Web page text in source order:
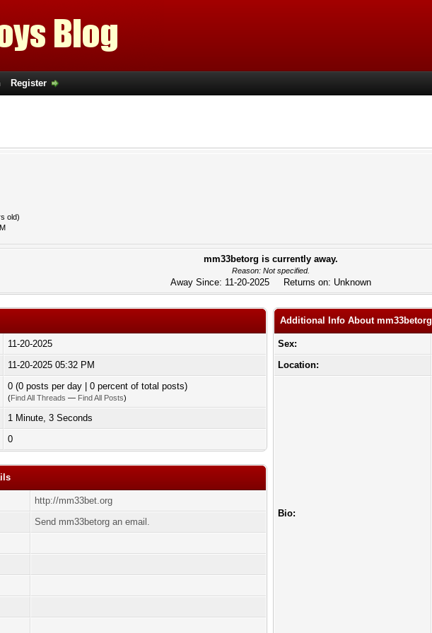
Register
old)
mm33betorg is currently away.
Reason: Not specified.
Away Since: 11-20-2025 Returns on: Unknown
11-20-2025
11-20-2025 05:32 PM
0 (0 posts per day | 0 percent of total posts)
(Find All Threads — Find All Posts)
1 Minute, 3 Seconds
0
http://mm33bet.org
Send mm33betorg an email.
Additional Info About mm33betorg
Sex:
Location:
Bio: